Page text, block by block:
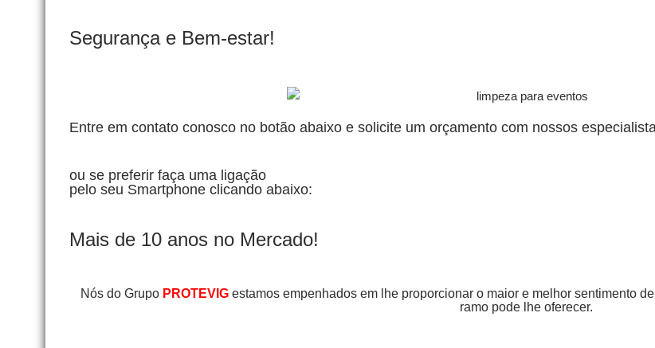
Segurança e Bem-estar!
Entre em contato conosco no botão abaixo e solicite um orçamento com nossos
ou se preferir faça uma ligação
pelo seu Smartphone clicando abaixo:
Mais de 10 anos no Mercado!
Nós do Grupo PROTEVIGestamos empenhados em lhe proporcionar o maior e melhor sentimento de
ramo pode lhe oferecer.